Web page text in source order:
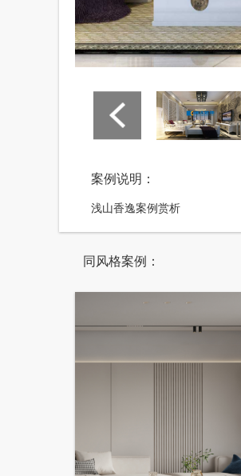
案例说明：
浅山香逸案例赏析
同风格案例：